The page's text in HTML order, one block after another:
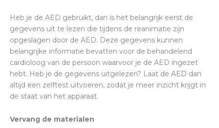
Heb je de AED gebruikt, dan is het belangrijk eerst de
gegevens uit te lezen die tijdens de reanimatie zijn
opgeslagen door de AED. Deze gegevens kunnen
belangrijke informatie bevatten voor de behandelend
cardioloog van de persoon waarvoor je de AED ingezet
hebt. Heb je de gegevens uitgelezen? Laat de AED dan
altijd een zelftest uitvoeren, zodat je meer inzicht krijgt in
de staat van het apparaat.
Vervang de materialen